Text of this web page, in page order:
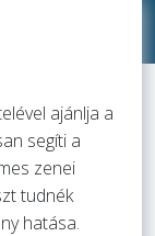
ajánlja a
segíti a
zenei
tudnék
hatása.